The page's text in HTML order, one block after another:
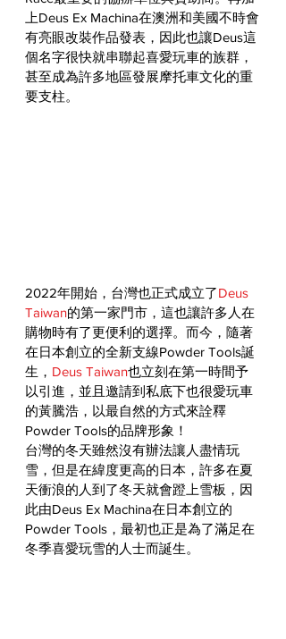
上Deus Ex Machina在澳洲和美國不時會
有亮眼改裝作品發表，因此也讓Deus這
個名字很快就串聯起喜愛玩車的族群，
甚至成為許多地區發展摩托車文化的重
要支柱。
2022年開始，台灣也正式成立了Deus
Taiwan的第一家門市，這也讓許多人在
購物時有了更便利的選擇。而今，隨著
在日本創立的全新支線Powder Tools誕
生， Deus Taiwan也立刻在第一時間予
以引進，並且邀請到私底下也很愛玩車
的黃騰浩，以最自然的方式來詮釋
Powder Tools的品牌形象！
台灣的冬天雖然沒有辦法讓人盡情玩
雪，但是在緯度更高的日本，許多在夏
天衝浪的人到了冬天就會蹬上雪板，因
此由Deus Ex Machina在日本創立的
Powder Tools，最初也正是為了滿足在
冬季喜愛玩雪的人士而誕生。